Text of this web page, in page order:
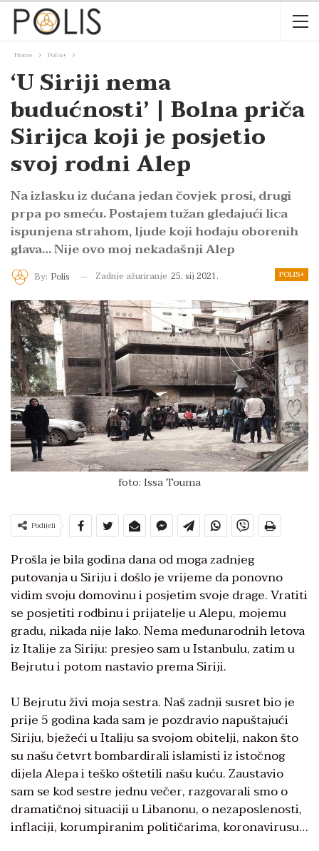
Home Polis+
‘U Siriji nema
budućnosti’ | Bolna priča
Sirijca koji je posjetio
svoj rodni Alep
Na izlasku iz dućana jedan čovjek prosi, drugi
prpa po smeću. Postajem tužan gledajući lica
ispunjena strahom, ljude koji hodaju oborenih
glava… Nije ovo moj nekadašnji Alep
POLIS+
By: Polis Zadnje ažuriranje 25. sij 2021.
foto: Issa Touma
Podijeli
Prošla je bila godina dana od moga zadnjeg
putovanja u Siriju i došlo je vrijeme da ponovno
vidim svoju domovinu i posjetim svoje drage. Vratiti
se posjetiti rodbinu i prijatelje u Alepu, mojemu
gradu, nikada nije lako. Nema međunarodnih letova
iz Italije za Siriju: presjeo sam u Istanbulu, zatim u
Bejrutu i potom nastavio prema Siriji.
U Bejrutu živi moja sestra. Naš zadnji susret bio je
prije 5 godina kada sam je pozdravio napuštajući
Siriju, bježeći u Italiju sa svojom obitelji, nakon što
su našu četvrt bombardirali islamisti iz istočnog
dijela Alepa i teško oštetili našu kuću. Zaustavio
sam se kod sestre jednu večer, razgovarali smo o
dramatičnoj situaciji u Libanonu, o nezaposlenosti,
inflaciji, korumpiranim političarima, koronavirusu…